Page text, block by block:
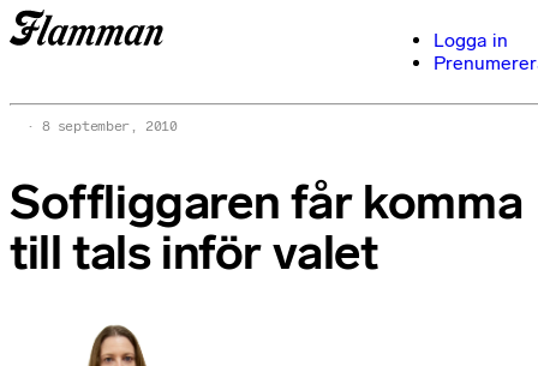
Logga in
8 september, 2010
Soffliggaren får komma
till tals inför valet